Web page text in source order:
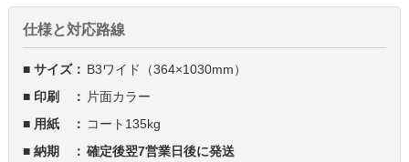
仕様と対応路線
■ サイズ： B3ワイド（364×1030mm）
■ 印刷 ： 片面カラー
■ 用紙 ： コート135kg
■ 納期 ： 確定後翌7営業日後に発送